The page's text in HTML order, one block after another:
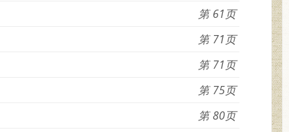
61
71
71
75
80